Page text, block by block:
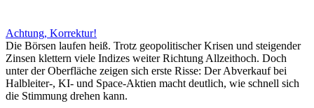
Achtung, Korrektur!
Die Börsen laufen heiß. Trotz geopolitischer Krisen und steigender
Zinsen klettern viele Indizes weiter Richtung Allzeithoch. Doch
unter der Oberfläche zeigen sich erste Risse: Der Abverkauf bei
Halbleiter-, KI- und Space-Aktien macht deutlich, wie schnell sich
die Stimmung drehen kann.